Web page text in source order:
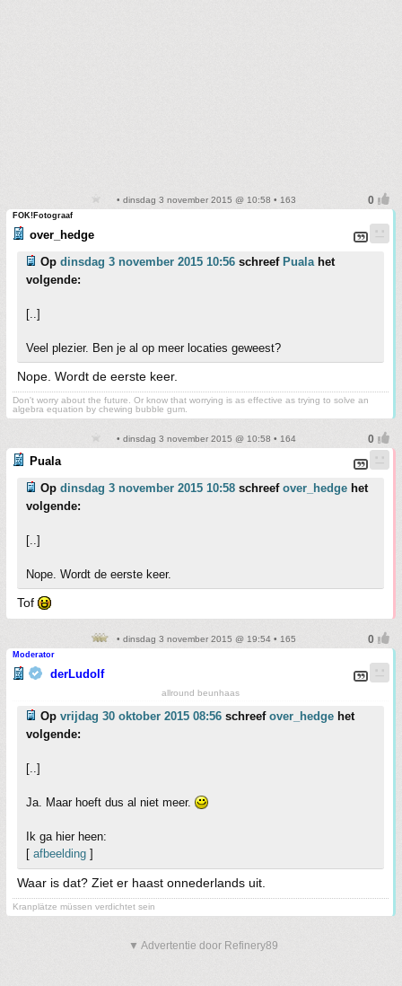
• dinsdag 3 november 2015 @ 10:58 • 163
FOK!Fotograaf
over_hedge
Op dinsdag 3 november 2015 10:56 schreef Pualahet
volgende:
[..]
Veel plezier. Ben je al op meer locaties geweest?
Nope. Wordt de eerste keer.
Don't worry about the future. Or know that worrying is as effective as trying to solve an
algebra equation by chewing bubble gum.
• dinsdag 3 november 2015 @ 10:58 • 164
Puala
Op dinsdag 3 november 2015 10:58 schreef over_hedge het
volgende:
[..]
Nope. Wordt de eerste keer.
Tof
• dinsdag 3 november 2015 @ 19:54 • 165
Moderator
derLudolf
allround beunhaas
Op vrijdag 30 oktober 2015 08:56 schreef over_hedge het
volgende:
[..]
Ja. Maar hoeft dus al niet meer.
Ik ga hier heen:
[ afbeelding ]
Waar is dat? Ziet er haast onnederlands uit.
Kranplätze müssen verdichtet sein
▼ Advertentie door Refinery89